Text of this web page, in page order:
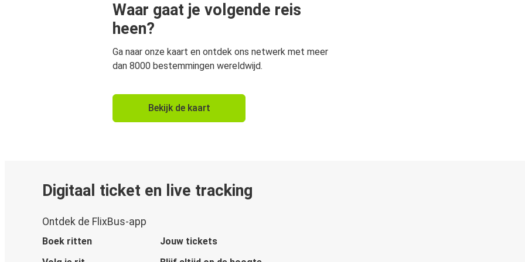
Waar gaat je volgende reis
heen?
Ga naar onze kaart en ontdek ons netwerk met meer
dan 8000 bestemmingen wereldwijd.
Bekijk de kaart
Digitaal ticket en live tracking
Ontdek de FlixBus-app
Boek ritten
Jouw tickets